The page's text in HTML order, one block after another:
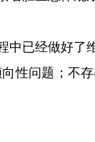
中已经做好
性问题；不